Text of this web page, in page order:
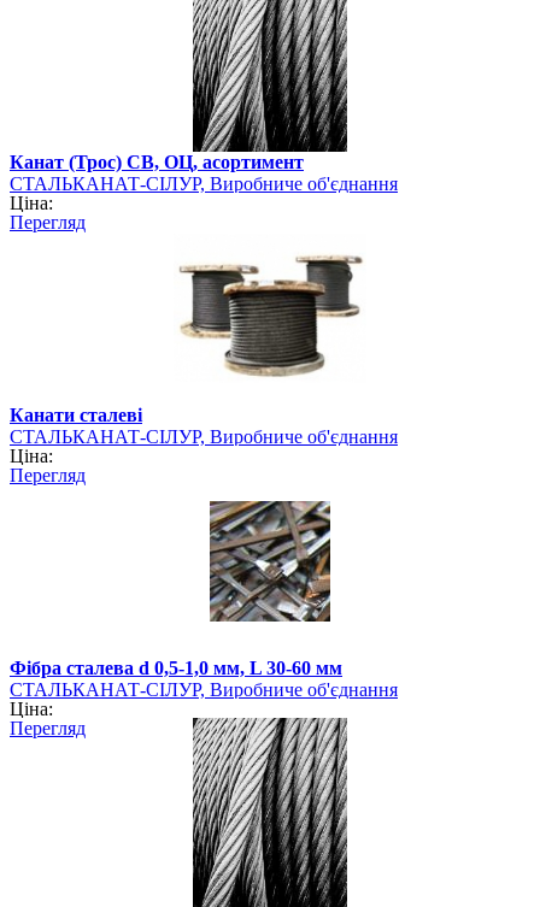
Канат (Трос) СВ, ОЦ, асортимент
СТАЛЬКАНАТ-СІЛУР, Виробниче об'єднання
Ціна:
Перегляд
Канати сталеві
СТАЛЬКАНАТ-СІЛУР, Виробниче об'єднання
Ціна:
Перегляд
Фібра сталева d 0,5-1,0 мм, L 30-60 мм
СТАЛЬКАНАТ-СІЛУР, Виробниче об'єднання
Ціна:
Перегляд